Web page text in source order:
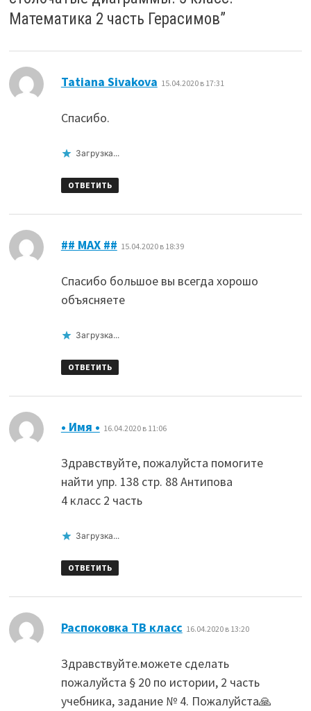
Математика 2 часть Герасимов”
Tatiana Sivakova 15.04.2020 в 17:31
Спасибо.
Загрузка...
ОТВЕТИТЬ
## MAX ## 15.04.2020 в 18:39
Спасибо большое вы всегда хорошо
объясняете
Загрузка...
ОТВЕТИТЬ
• Имя • 16.04.2020 в 11:06
Здравствуйте, пожалуйста помогите
найти упр. 138 стр. 88 Антипова
4 класс 2 часть
Загрузка...
ОТВЕТИТЬ
Распоковка ТВ класс 16.04.2020 в 13:20
Здравствуйте.можете сделать
пожалуйста § 20 по истории, 2 часть
учебника, задание № 4. Пожалуйста🙏